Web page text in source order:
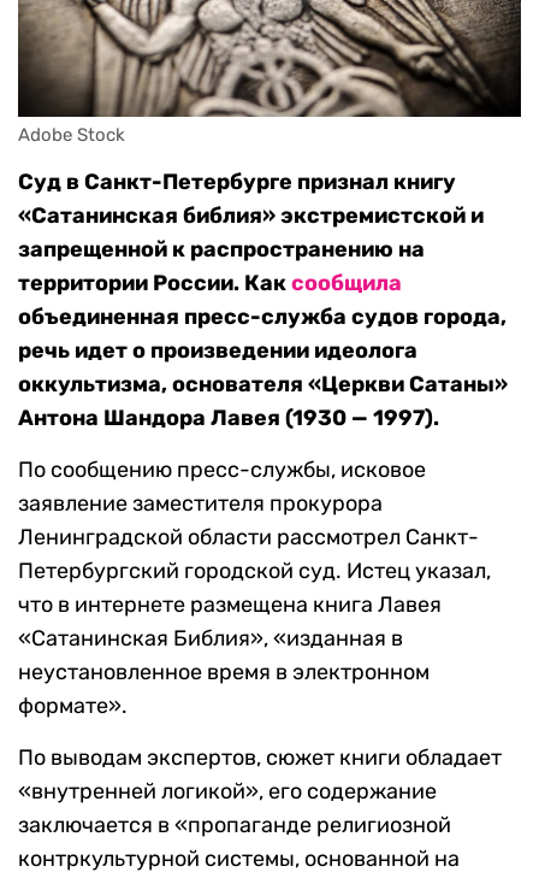
Adobe Stock
Суд в Санкт-Петербурге признал книгу
«Сатанинская библия» экстремистской и
запрещенной к распространению на
территории России. Каксообщила
объединенная пресс-служба судов города,
речь идет о произведении идеолога
оккультизма, основателя «Церкви Сатаны»
Антона Шандора Лавея (1930 — 1997).
По сообщению пресс-службы, исковое
заявление заместителя прокурора
Ленинградской области рассмотрел Санкт-
Петербургский городской суд. Истец указал,
что в интернете размещена книга Лавея
«Сатанинская Библия», «изданная в
неустановленное время в электронном
формате».
По выводам экспертов, сюжет книги обладает
«внутренней логикой», его содержание
заключается в «пропаганде религиозной
контркультурной системы, основанной на